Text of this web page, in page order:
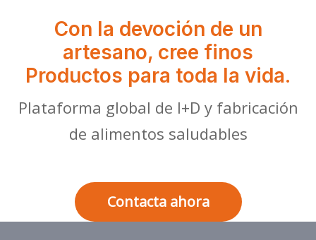
Con la devoción de un
artesano, cree finos
Productos para toda la vida.
Plataforma global de I+D y fabricación
de alimentos saludables
Contacta ahora